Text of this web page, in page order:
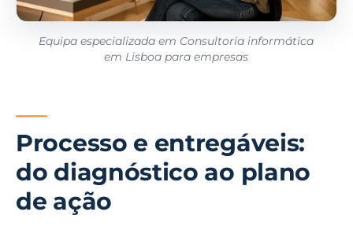
Equipa especializada em Consultoria informática
em Lisboa para empresas
Processo e entregáveis:
do diagnóstico ao plano
de ação